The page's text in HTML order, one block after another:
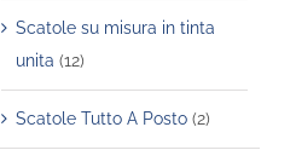
Scatole su misura in tinta
unita (12)
Scatole Tutto A Posto (2)